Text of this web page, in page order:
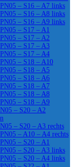
– S16 – A7 links
– S16 – A8 links
– S16 – A9 links
– S17 – A1
– S17 – A2
– S17 – A3
– S17 – A4
– S18 – A10
– S18 – A5
– S18 – A6
– S18 – A7
– S18 – A8
– S18 – A9
– S20 – A2
– S20 – A3 rechts
– A10 – A4 rechts
– S20 – A1
– S20 – A3 links
– S20 – A4 links